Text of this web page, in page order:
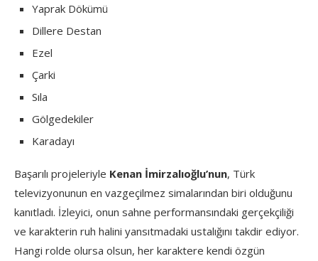
Yaprak Dökümü
Dillere Destan
Ezel
Çarki
Sıla
Gölgedekiler
Karadayı
Başarılı projeleriyle Kenan İmirzalıoğlu’nun, Türk
televizyonunun en vazgeçilmez simalarından biri olduğunu
kanıtladı. İzleyici, onun sahne performansındaki gerçekçiliği
ve karakterin ruh halini yansıtmadaki ustalığını takdir ediyor.
Hangi rolde olursa olsun, her karaktere kendi özgün